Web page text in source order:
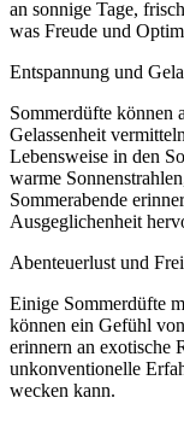
an sonnige Tage,
was Freude und
Entspannung und
Sommerdüfte können
Gelassenheit
Lebensweise in den
warme
Sommerabende
Ausgeglichenheit
Abenteuerlust und
Einige Sommerdüfte
können ein Gefühl
erinnern an exotische
unkonventionelle
wecken kann.